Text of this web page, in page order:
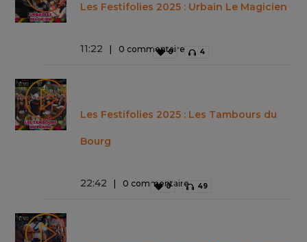
Les Festifolies 2025 : Urbain Le Magicien
11:22 0 commentaire
0 4
Les Festifolies 2025 : Les Tambours du
Bourg
22:42 0 commentaire
0 49